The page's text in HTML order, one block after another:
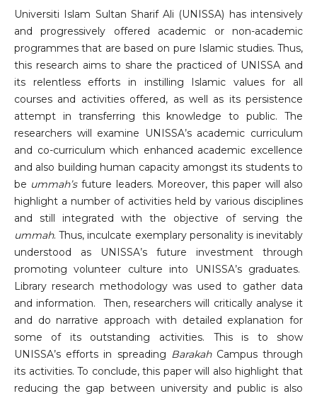
Universiti Islam Sultan Sharif Ali (UNISSA) has intensively
and progressively offered academic or non-academic
programmes that are based on pure Islamic studies. Thus,
this research aims to share the practiced of UNISSA and
its relentless efforts in instilling Islamic values for all
courses and activities offered, as well as its persistence
attempt in transferring this knowledge to public. The
researchers will examine UNISSA’s academic curriculum
and co-curriculum which enhanced academic excellence
and also building human capacity amongst its students to
be ummah’sfuture leaders. Moreover, this paper will also
highlight a number of activities held by various disciplines
and still integrated with the objective of serving the
ummah. Thus, inculcate exemplary personality is inevitably
understood as UNISSA’s future investment through
promoting volunteer culture into UNISSA’s graduates.
Library research methodology was used to gather data
and information. Then, researchers will critically analyse it
and do narrative approach with detailed explanation for
some of its outstanding activities. This is to show
UNISSA’s efforts in spreading BarakahCampus through
its activities. To conclude, this paper will also highlight that
reducing the gap between university and public is also